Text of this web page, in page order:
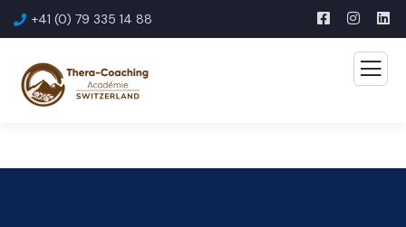
+41 (0) 79 335 14 88